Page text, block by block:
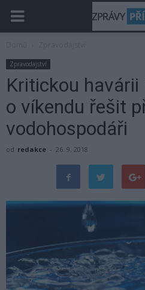
Zpravodajství
Kritickou havárii
o víkendu řešit
vodohospodáři
od redakce - 26. 9. 2018